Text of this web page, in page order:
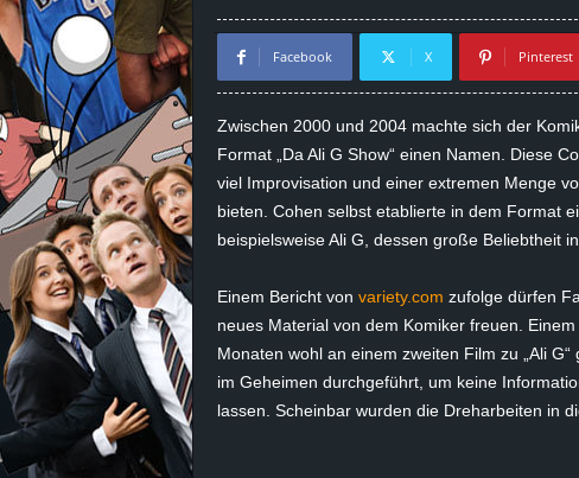
n
s
g
e
z
e
Facebook X Pinterest
Zwischen 2000 und 2004 machte sich der
Format „Da Ali G Show“ einen Namen. Diese
viel Improvisation und einer extremen Menge
bieten. Cohen selbst etablierte in dem Format
beispielsweise Ali G, dessen große Beliebtheit
Einem Bericht von variety.com zufolge dürfen
neues Material von dem Komiker freuen.
Monaten wohl an einem zweiten Film zu „Ali
im Geheimen durchgeführt, um keine
lassen. Scheinbar wurden die Dreharbeiten in